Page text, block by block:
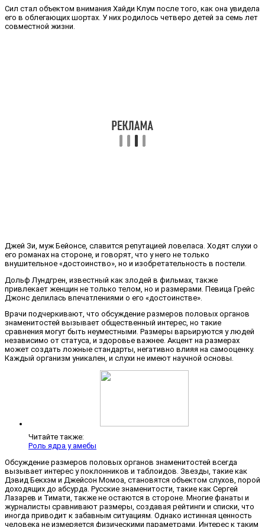
Сил стал объектом внимания Хайди Клум после того, как она увидела
его в облегающих шортах. У них родилось четверо детей за семь лет
совместной жизни.
Джей Зи, муж Бейонсе, славится репутацией ловеласа. Ходят слухи о
его романах на стороне, и говорят, что у него не только
внушительное «достоинство», но и изобретательность в постели.
Дольф Лундгрен, известный как злодей в фильмах, также
привлекает женщин не только телом, но и размерами. Певица Грейс
Джонс делилась впечатлениями о его «достоинстве».
Врачи подчеркивают, что обсуждение размеров половых органов
знаменитостей вызывает общественный интерес, но такие
сравнения могут быть неуместными. Размеры варьируются у людей
независимо от статуса, и здоровье важнее. Акцент на размерах
может создать ложные стандарты, негативно влияя на самооценку.
Каждый организм уникален, и слухи не имеют научной основы.
Читайте также:
Роль ядра у амебы
Обсуждение размеров половых органов знаменитостей всегда
вызывает интерес у поклонников и таблоидов. Звезды, такие как
Дэвид Бекхэм и Джейсон Момоа, становятся объектом слухов, порой
доходящих до абсурда. Русские знаменитости, такие как Сергей
Лазарев и Тимати, также не остаются в стороне. Многие фанаты и
журналисты сравнивают размеры, создавая рейтинги и списки, что
иногда приводит к забавным ситуациям. Однако истинная ценность
человека не измеряется физическими параметрами. Интерес к таким